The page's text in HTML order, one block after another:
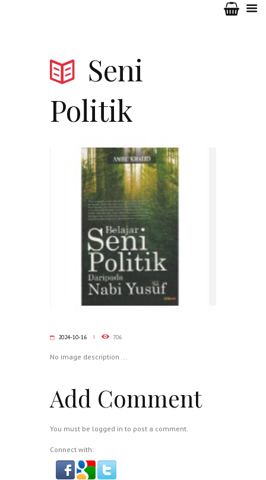
Seni
Politik
2024-10-16 706
No image description ...
Add Comment
You must be logged in to post a comment.
Connect with: